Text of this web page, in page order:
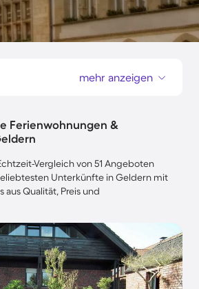
mehr anzeigen
Ferienwohnungen &
Vergleich von 51 Angeboten
Unterkünfte in Geldern mit
Qualität, Preis und